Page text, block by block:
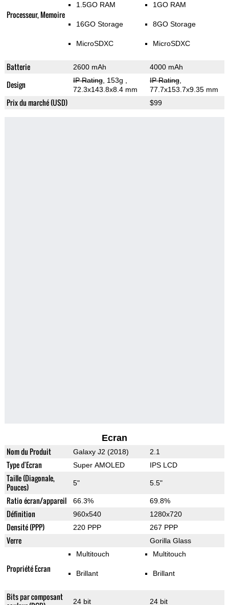
Processeur, Memoire
1.5GO RAM
16GO Storage
MicroSDXC
1GO RAM
8GO Storage
MicroSDXC
Batterie 2600 mAh 4000 mAh
Design IP Rating, 153g
72.3x143.8x8.4 mm
IP Rating,
77.7x153.7x9.35 mm
Prix du marché (USD) $99
Ecran
Nom du Produit Galaxy J2 (2018) 2.1
Type d'Ecran Super AMOLED IPS LCD
Taille (Diagonale,
Pouces)
5" 5.5"
Ratio écran/appareil 66.3% 69.8%
Définition 960x540 1280x720
Densité (PPP) 220 PPP 267 PPP
Verre Gorilla Glass
Propriété Ecran
Multitouch
Brillant
Multitouch
Brillant
Bits par composant
24 bit 24 bit